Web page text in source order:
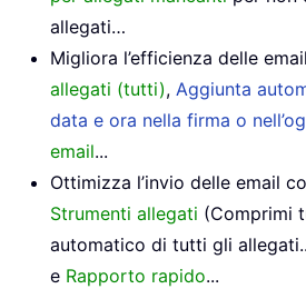
allegati…
Migliora l’efficienza delle
allegati (tutti), Aggiunta
data e ora nella firma o
email...
Ottimizza l’invio delle email
Strumenti allegati (Comprimi
automatico di tutti gli
e Rapporto rapido...